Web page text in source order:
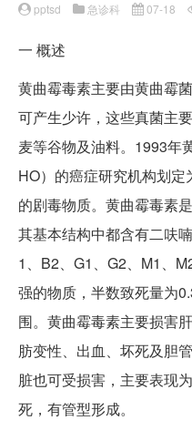
pptsd 急诊科 07-18
一 概述
黄曲霉毒素主要由黄曲霉
可产生少许，这些真菌主
麦等谷物及油料。1993年
HO）的癌症研究机构划
的剧毒物质。黄曲霉毒素
其基本结构中都含有二呋
1、B2、G1、G2、M1、
强的物质，半数致死量为
围。黄曲霉毒素主要损害
肪变性、出血、坏死及胆
脏也可受损害，主要表现
死，有管型形成。